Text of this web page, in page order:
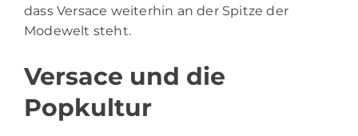
dass Versace weiterhin an der Spitze der
Modewelt steht.
Versace und die
Popkultur